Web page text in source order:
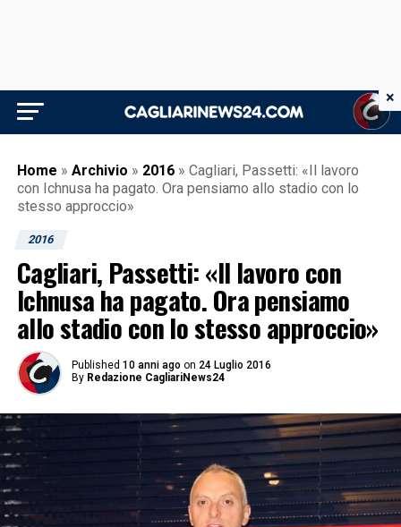
Home » Archivio » 2016 » Cagliari, Passetti: «Il lavoro
con Ichnusa ha pagato. Ora pensiamo allo stadio con lo
stesso approccio»
2016
Cagliari, Passetti: «Il lavoro con
Ichnusa ha pagato. Ora pensiamo
allo stadio con lo stesso approccio»
Published 10 anni ago on 24 Luglio 2016
By Redazione CagliariNews24
×